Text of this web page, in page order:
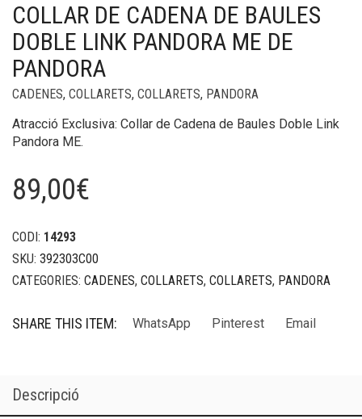
COLLAR DE CADENA DE BAULES
DOBLE LINK PANDORA ME DE
PANDORA
CADENES, COLLARETS, COLLARETS, PANDORA
Atracció Exclusiva: Collar de Cadena de Baules Doble Link
Pandora ME.
89,00€
CODI: 14293
SKU: 392303C00
CATEGORIES: CADENES, COLLARETS, COLLARETS, PANDORA
SHARE THIS ITEM: WhatsApp Pinterest Email
Descripció